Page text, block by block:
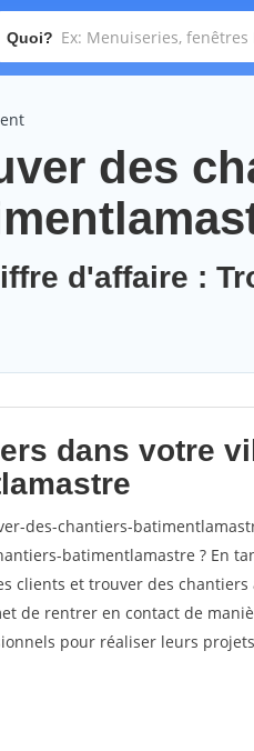
Quoi?
des
d'affaire :
dans votre
des-chantiers-
batimentlamastre ? En
clients et trouver des
de rentrer en contact de
pour réaliser leurs